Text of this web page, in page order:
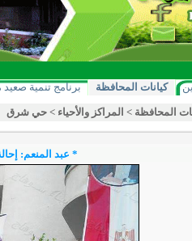
كيانات المحافظة برنامج تنمية
المحافظة > المراكز والأحياء > حي شرق
* عبد المنعم: